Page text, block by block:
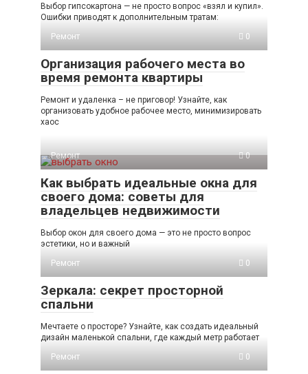
Выбор гипсокартона — не просто вопрос «взял и купил».
Ошибки приводят к дополнительным тратам:
Ремонт
0
Организация рабочего места во
время ремонта квартиры
Ремонт и удаленка – не приговор! Узнайте, как
организовать удобное рабочее место, минимизировать
хаос
Ремонт 0
Как выбрать идеальные окна для
своего дома: советы для
владельцев недвижимости
Выбор окон для своего дома — это не просто вопрос
эстетики, но и важный
Ремонт
0
Зеркала: секрет просторной
спальни
Мечтаете о просторе? Узнайте, как создать идеальный
дизайн маленькой спальни, где каждый метр работает
Ремонт
0